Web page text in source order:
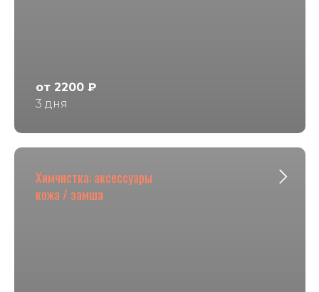
от 2200 ₽
3 дня
Химчистка: аксессуары
кожа / замша